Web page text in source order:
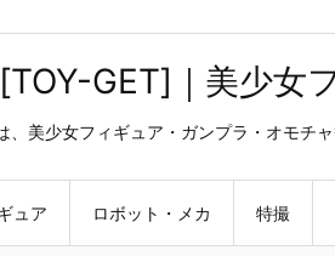
GET]｜美少女
、美少女フィギュア・ガンプラ・オモチ
ュア ロボット・メカ 特撮